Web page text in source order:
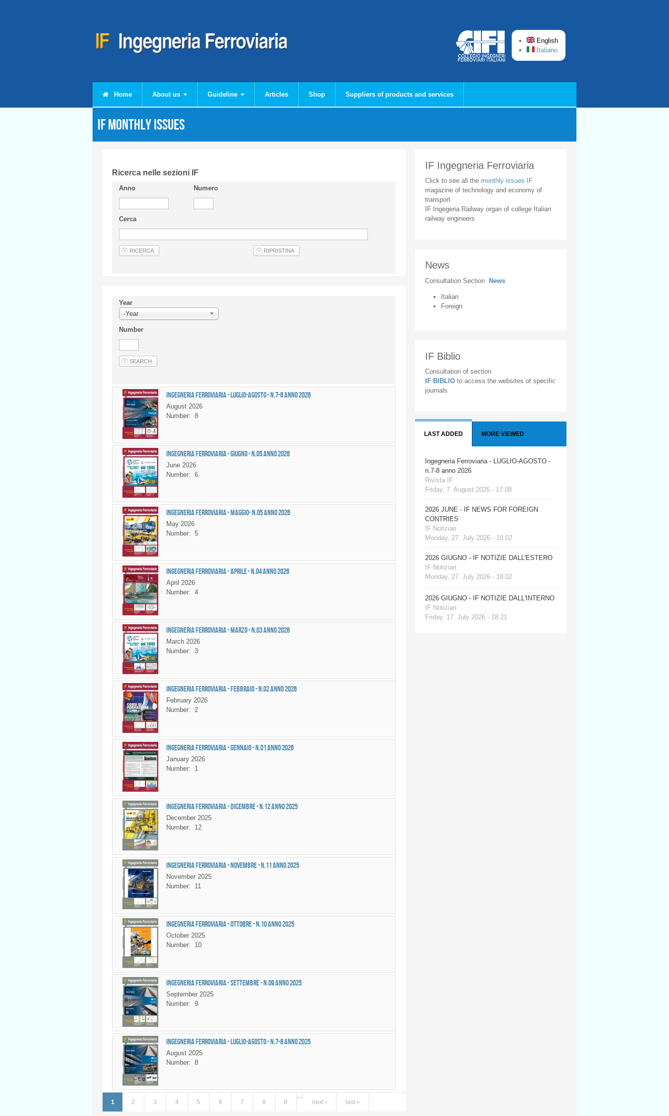
English
Italiano
Home About us Guideline Articles Shop Suppliers of products and services
IF monthly issues
Ricerca nelle sezioni IF
Anno Numero
Cerca
Year
-Year
Number
Ingegneria Ferroviaria - LUGLIO-AGOSTO - n.7-8 anno 2026
August 2026
Number: 8
Ingegneria Ferroviaria - GIUGNO - n.05 anno 2026
June 2026
Number: 6
Ingegneria Ferroviaria - MAGGIO- n.05 anno 2026
May 2026
Number: 5
Ingegneria Ferroviaria - APRILE - n.04 anno 2026
April 2026
Number: 4
Ingegneria Ferroviaria - MARZO - n.03 anno 2026
March 2026
Number: 3
Ingegneria Ferroviaria - FEBBRAIO - n.02 anno 2026
February 2026
Number: 2
Ingegneria Ferroviaria - GENNAIO - n.01 anno 2026
January 2026
Number:
1
Ingegneria Ferroviaria - DICEMBRE - n.12 anno 2025
December 2025
Number:
12
Ingegneria Ferroviaria - NOVEMBRE - n.11 anno 2025
November 2025
Number:
11
Ingegneria Ferroviaria - OTTOBRE - n.10 anno 2025
October 2025
Number:
10
Ingegneria Ferroviaria - SETTEMBRE - n.09 anno 2025
September 2025
Number: 9
Ingegneria Ferroviaria - LUGLIO-AGOSTO - n.7-8 anno 2025
August 2025
Number: 8
Pages
1 2 3 4 5 6 7 8 9
next ›
last »
IF Ingegneria Ferroviaria
Click to see all the monthly issues IF
magazine of technology and economy of
transport
IF Ingegeria Railway organ of college Italian
railway engineers
News
Consultation Section News
Italian
Foreign
IF Biblio
Consultation of section
IF BIBLIO to access the websites of specific
journals
LAST ADDED MORE VIEWED
Ingegneria Ferroviaria - LUGLIO-AGOSTO -
n.7-8 anno 2026
Rivista IF
Friday, 7. August 2026 - 17:08
2026 JUNE - IF NEWS FOR FOREIGN
CONTRIES
IF Notiziari
Monday, 27. July 2026 - 18:02
2026 GIUGNO - IF NOTIZIE DALL'ESTERO
IF Notiziari
Monday, 27. July 2026 - 18:02
2026 GIUGNO - IF NOTIZIE DALL'INTERNO
IF Notiziari
Friday, 17. July 2026 - 18:21